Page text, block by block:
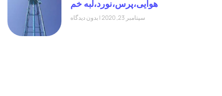
هوایی،پرس،نورد،لبه خم
سپتامبر 23, 2020 بدون دیدگاه